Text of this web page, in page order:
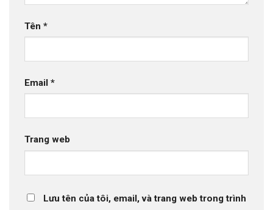
Tên *
Email *
Trang web
Lưu tên của tôi, email, và trang web trong trình